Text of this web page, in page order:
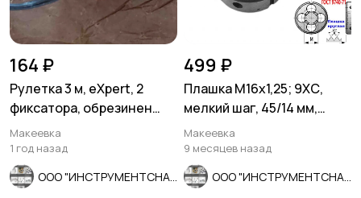
164 ₽
Рулетка 3 м, eXpert, 2
фиксатора, обрезинен
корпус, 2-х сторон размет
Макеевка
1 год назад
499 ₽
Плашка М16х1,25; 9ХС,
мелкий шаг, 45/14 мм,
ГОСТ 7740-71.
Макеевка
9 месяцев назад